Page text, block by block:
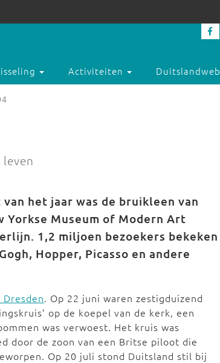
Activiteiten Duitslandweb
het jaar was de bruikleen van
Yorkse Museum of Modern Art
1,2 miljoen bezoekers bekeken
Hopper, Picasso en andere
. Op 22 juni waren zestigduizend
op de koepel van de kerk, een
was verwoest. Het kruis was
door de zoon van een Britse piloot die
Op 20 juli stond Duitsland stil bij